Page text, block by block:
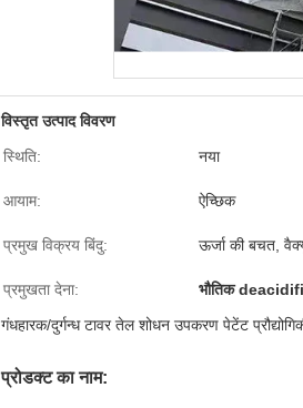
विस्तृत उत्पाद विवरण
स्थिति:
नया
आयाम: ऐच्छिक
प्रमुख विक्रय बिंदु: ऊर्जा की बचत,
प्रमुखता देना: भौतिक
गंधहारक/दुर्गन्ध टावर तेल शोधन उपकरण पेटेंट
प्रोडक्ट का नाम: